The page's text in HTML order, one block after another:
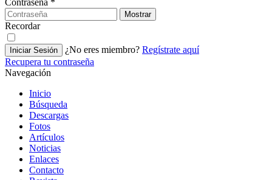
Contraseña *
Mostrar
Recordar
Iniciar Sesión ¿No eres miembro? Regístrate aquí
Recupera tu contraseña
Navegación
Inicio
Búsqueda
Descargas
Fotos
Artículos
Noticias
Enlaces
Contacto